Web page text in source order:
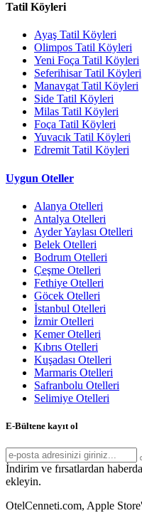
Tatil Köyleri
Ayaş Tatil Köyleri
Olimpos Tatil Köyleri
Yeni Foça Tatil Köyleri
Seferihisar Tatil Köyleri
Manavgat Tatil Köyleri
Side Tatil Köyleri
Milas Tatil Köyleri
Foça Tatil Köyleri
Yuvacık Tatil Köyleri
Edremit Tatil Köyleri
Uygun Oteller
Alanya Otelleri
Antalya Otelleri
Ayder Yaylası Otelleri
Belek Otelleri
Bodrum Otelleri
Çeşme Otelleri
Fethiye Otelleri
Göcek Otelleri
İstanbul Otelleri
İzmir Otelleri
Kemer Otelleri
Kıbrıs Otelleri
Kuşadası Otelleri
Marmaris Otelleri
Safranbolu Otelleri
Selimiye Otelleri
E-Bültene kayıt ol
İndirim ve fırsatlardan
ekleyin.
OtelCenneti.com, Apple